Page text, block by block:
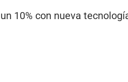
10% con nueva